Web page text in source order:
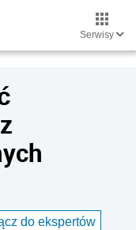
Serwisy
do ekspertów